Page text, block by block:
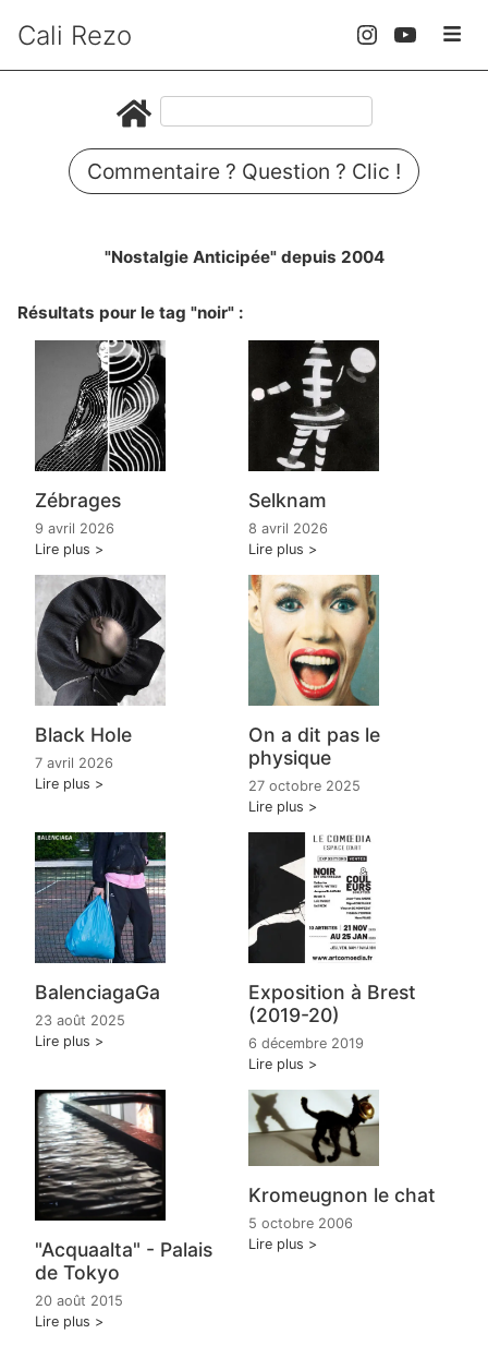
Cali Rezo
Commentaire ? Question ? Clic !
"Nostalgie Anticipée" depuis 2004
Résultats pour le tag "noir" :
Zébrages
9 avril 2026
Lire plus
Selknam
8 avril 2026
Lire plus
Black Hole
7 avril 2026
Lire plus
On a dit pas le
physique
27 octobre 2025
Lire plus
BalenciagaGa
23 août 2025
Lire plus
Exposition à Brest
(2019-20)
6 décembre 2019
Lire plus
"Acquaalta" - Palais
de Tokyo
20 août 2015
Lire plus
Kromeugnon le chat
5 octobre 2006
Lire plus